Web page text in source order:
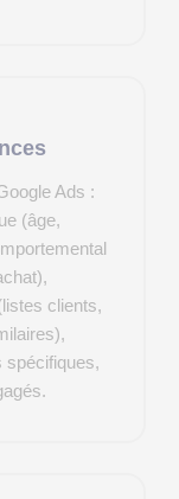
Ads :
(âge,
clients,
spécifiques,